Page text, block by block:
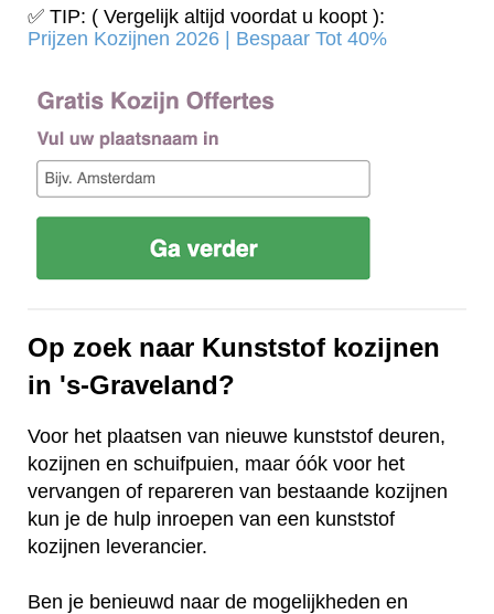
✅ TIP: ( Vergelijk altijd voordat u koopt ):
Prijzen Kozijnen 2026 | Bespaar Tot 40%‎
Op zoek naar Kunststof kozijnen
in 's-Graveland?
Voor het plaatsen van nieuwe kunststof deuren,
kozijnen en schuifpuien, maar óók voor het
vervangen of repareren van bestaande kozijnen
kun je de hulp inroepen van een kunststof
kozijnen leverancier.
Ben je benieuwd naar de mogelijkheden en